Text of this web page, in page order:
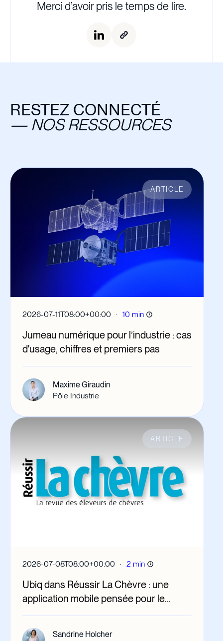
Merci d’avoir pris le temps de lire.
RESTEZ CONNECTÉ
— NOS RESSOURCES
ARTICLE
2026-07-11T08:00+00:00 · 10 min
Jumeau numérique pour l’industrie : cas
d'usage, chiffres et premiers pas
Maxime Giraudin
Pôle Industrie
ARTICLE
2026-07-08T08:00+00:00 · 2 min
Ubiq dans Réussir La Chèvre : une
application mobile pensée pour le
Sandrine Holcher